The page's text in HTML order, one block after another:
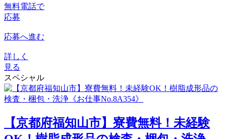
無料電話で
応募
応募へ進む
詳しく
見る
スペシャル
【京都府福知山市】寮費無料！未経験